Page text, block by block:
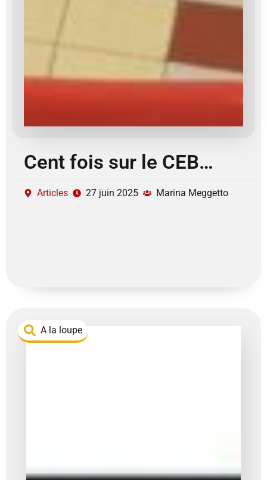
Cent fois sur le CEB…
Articles 27 juin 2025 Marina Meggetto
A la loupe